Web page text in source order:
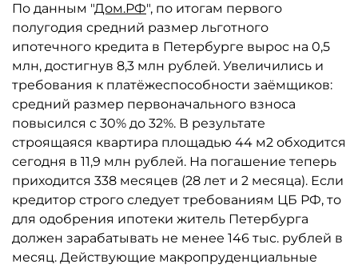
По данным "Дом.РФ", по итогам первого
полугодия средний размер льготного
ипотечного кредита в Петербурге вырос на 0,5
млн, достигнув 8,3 млн рублей. Увеличились и
требования к платёжеспособности заёмщиков:
средний размер первоначального взноса
повысился с 30% до 32%. В результате
строящаяся квартира площадью 44 м2 обходится
сегодня в 11,9 млн рублей. На погашение теперь
приходится 338 месяцев (28 лет и 2 месяца). Если
кредитор строго следует требованиям ЦБ РФ, то
для одобрения ипотеки житель Петербурга
должен зарабатывать не менее 146 тыс. рублей в
месяц. Действующие макропруденциальные